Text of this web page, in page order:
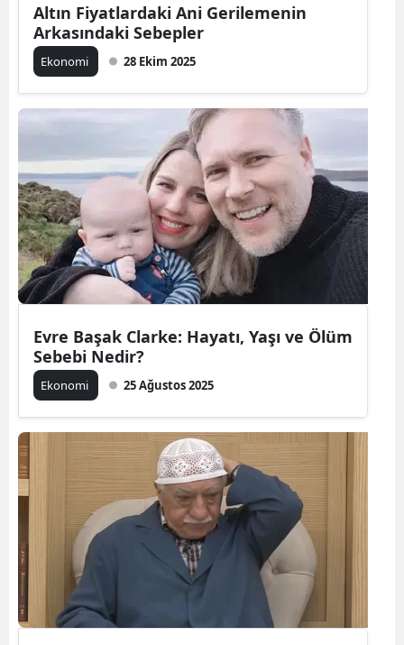
Çorum
Denizli
Diyarbakır
Edirne
Elazığ
Giresun
Hakkari
Hatay
Isparta
Mersin
Altın Fiyatlardaki Ani Gerilemenin
Arkasındaki Sebepler
Ekonomi 28 Ekim 2025
Evre Başak Clarke: Hayatı, Yaşı ve Ölüm
Sebebi Nedir?
Ekonomi 25 Ağustos 2025